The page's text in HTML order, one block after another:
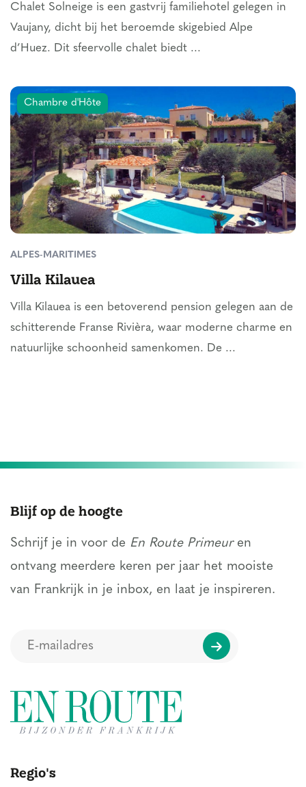
Chalet Solneige is een gastvrij familiehotel gelegen in
Vaujany, dicht bij het beroemde skigebied Alpe
d’Huez. Dit sfeervolle chalet biedt ...
Chambre d'Hôte
ALPES-MARITIMES
Villa Kilauea
Villa Kilauea is een betoverend pension gelegen aan de
schitterende Franse Rivièra, waar moderne charme en
natuurlijke schoonheid samenkomen. De ...
Blijf op de hoogte
Schrijf je in voor de En Route Primeuren
ontvang meerdere keren per jaar het mooiste
van Frankrijk in je inbox, en laat je inspireren.
Regio's